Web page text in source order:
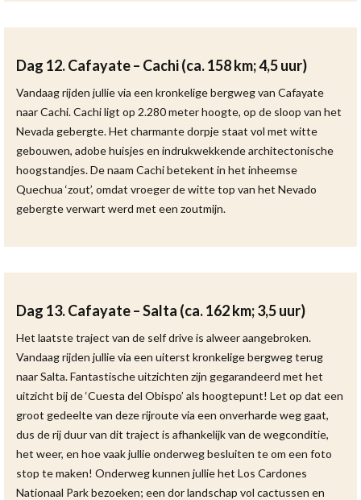
Dag 12. Cafayate – Cachi (ca. 158 km; 4,5 uur)
Vandaag rijden jullie via een kronkelige bergweg van Cafayate
naar Cachi. Cachi ligt op 2.280 meter hoogte, op de sloop van het
Nevada gebergte. Het charmante dorpje staat vol met witte
gebouwen, adobe huisjes en indrukwekkende architectonische
hoogstandjes. De naam Cachi betekent in het inheemse
Quechua ‘zout’, omdat vroeger de witte top van het Nevado
gebergte verwart werd met een zoutmijn.
Dag 13. Cafayate – Salta (ca. 162 km; 3,5 uur)
Het laatste traject van de self drive is alweer aangebroken.
Vandaag rijden jullie via een uiterst kronkelige bergweg terug
naar Salta. Fantastische uitzichten zijn gegarandeerd met het
uitzicht bij de ‘Cuesta del Obispo’ als hoogtepunt! Let op dat een
groot gedeelte van deze rijroute via een onverharde weg gaat,
dus de rij duur van dit traject is afhankelijk van de wegconditie,
het weer, en hoe vaak jullie onderweg besluiten te om een foto
stop te maken! Onderweg kunnen jullie het Los Cardones
Nationaal Park bezoeken; een dor landschap vol cactussen en